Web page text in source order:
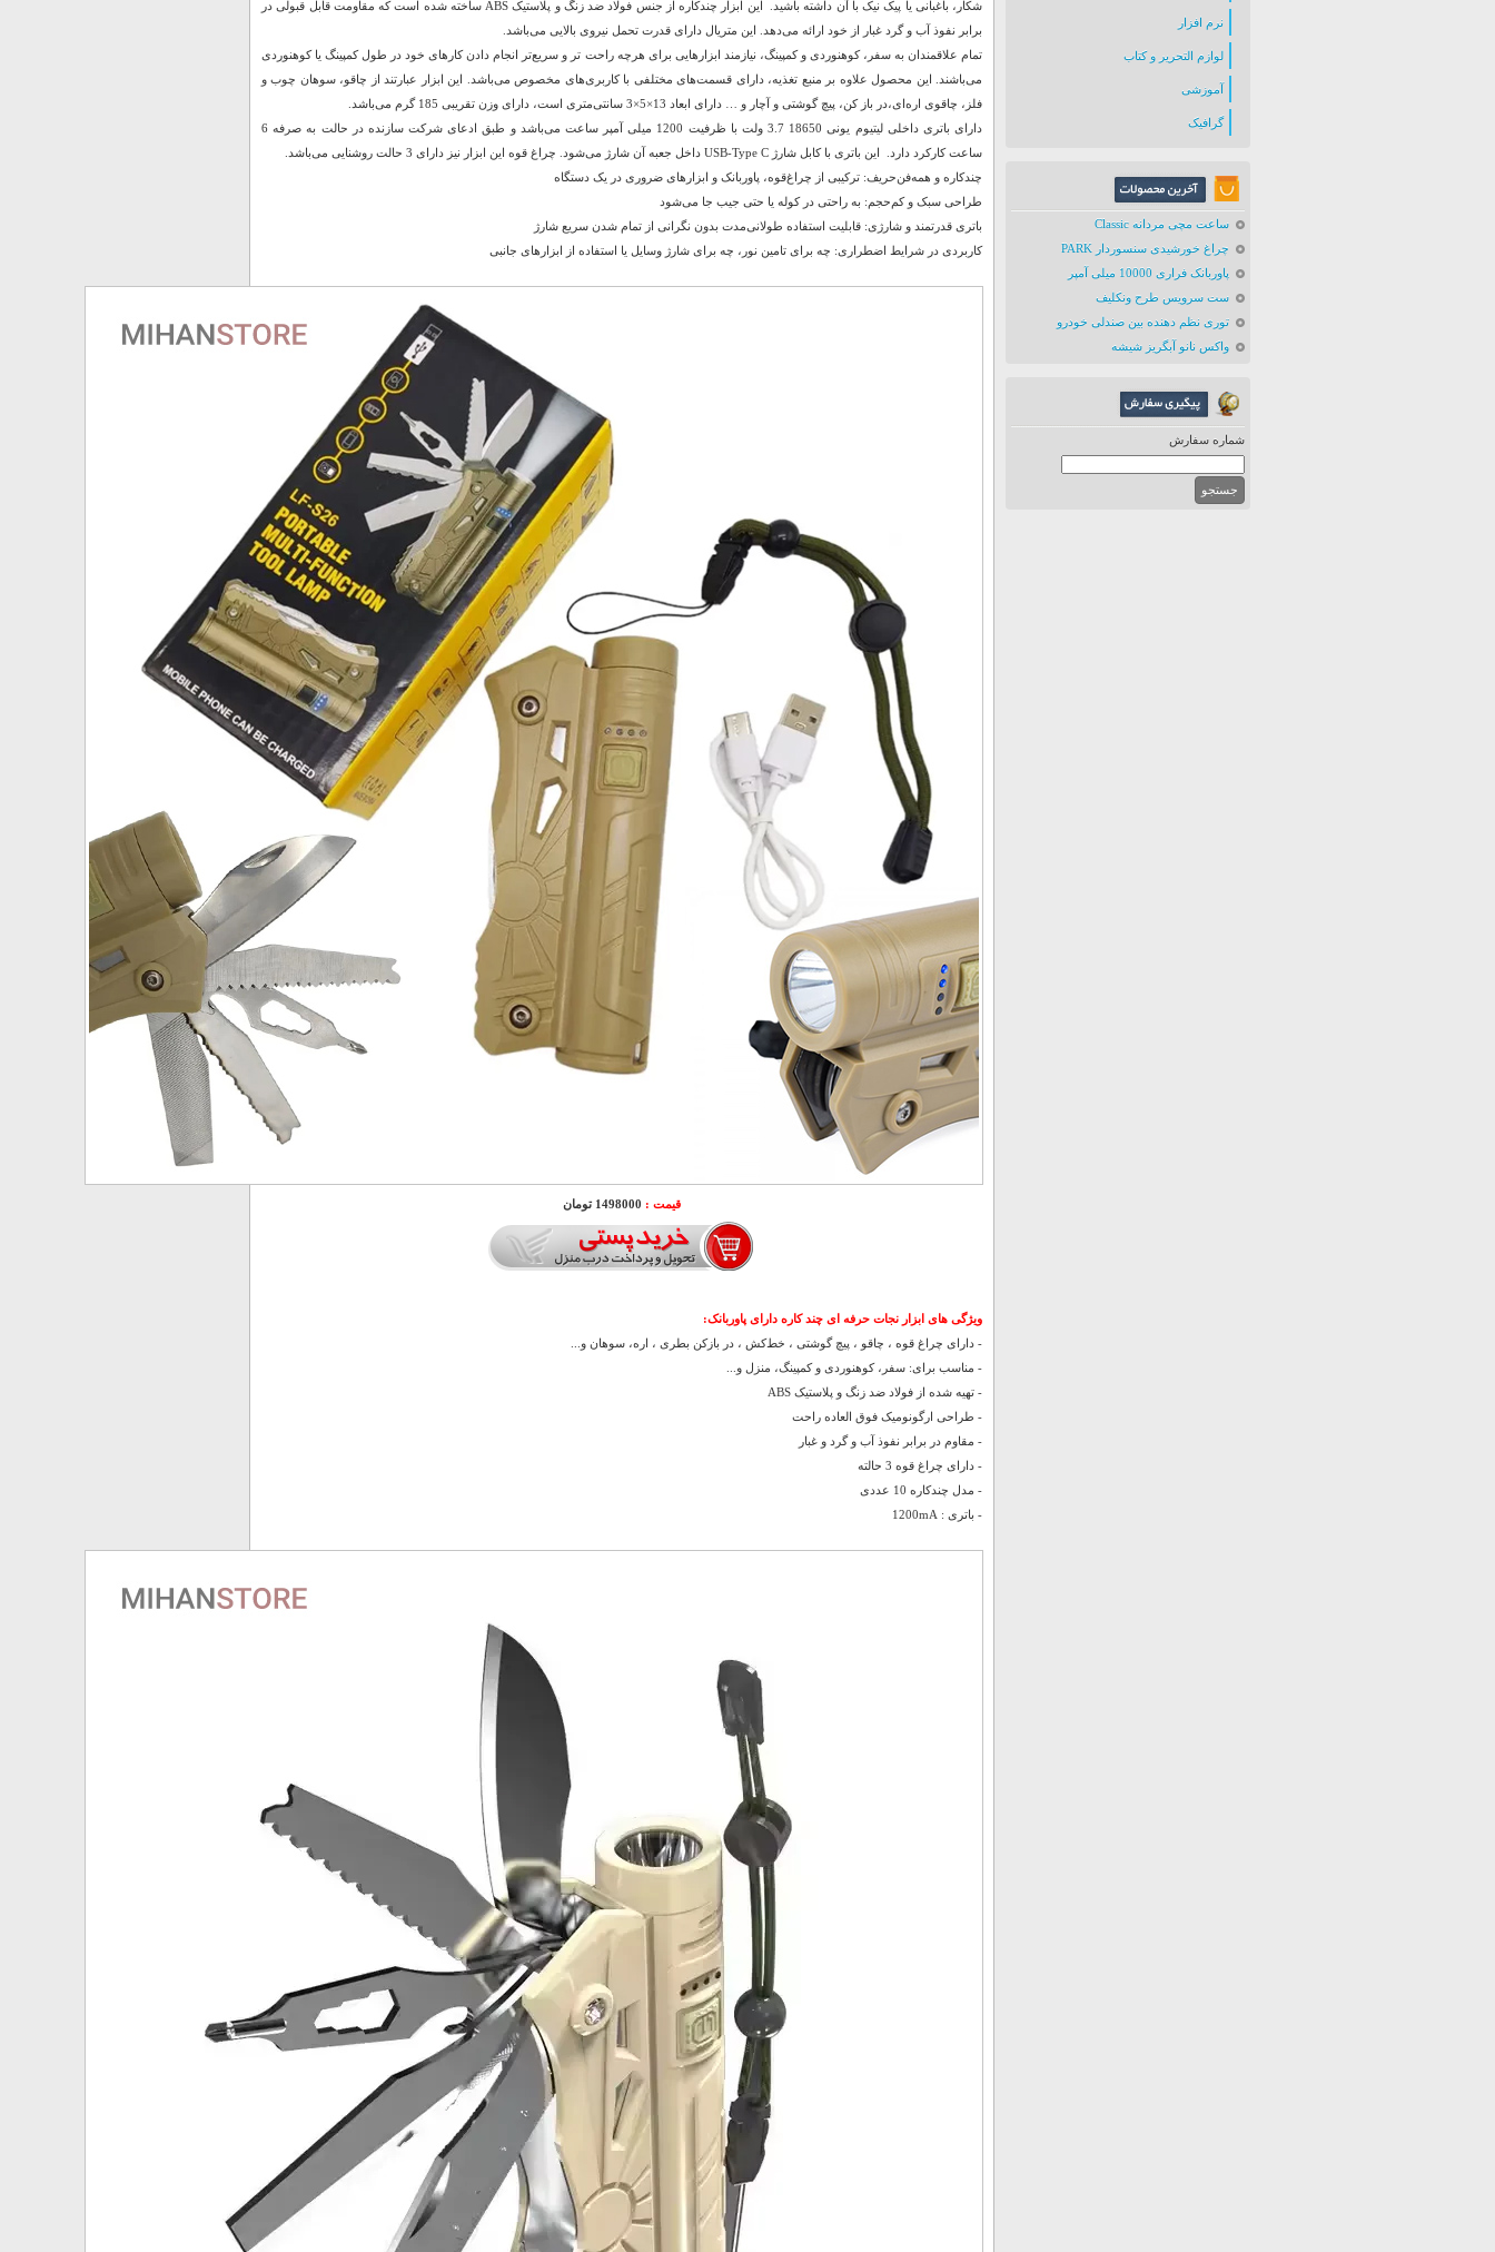
نرم افزار
لوازم التحریر و کتاب
آموزشی
گرافیک
ساعت مچی مردانه Classic
چراغ خورشیدی سنسوردار PARK
پاوربانک فراری 10000 میلی آمپر
ست سرویس طرح ونکلیف
توری نظم دهنده بین صندلی خودرو
واکس نانو آبگریز شیشه
شماره سفارش
شکار، باغبانی یا پیک نیک با آن داشته باشید. این ابزار چندکاره از جنس فولاد ضد زنگ و پلاستیک ABS ساخته شده است که مقاومت قابل قبولی در
برابر نفوذ آب و گرد غبار از خود ارائه می‌دهد. این متریال دارای قدرت تحمل نیروی بالایی می‌باشد.
تمام علاقمندان به سفر، کوهنوردی و کمپینگ، نیازمند ابزارهایی برای هرچه راحت تر و سریع‌تر انجام دادن کارهای خود در طول کمپینگ یا کوهنوردی
می‌باشند. این محصول علاوه بر منبع تغذیه، دارای قسمت‌های مختلفی با کاربری‌های مخصوص می‌باشد. این ابزار عبارتند از چاقو، سوهان چوب و
فلز، چاقوی اره‌ای،در باز کن، پیچ گوشتی و آچار و … دارای ابعاد 13×5×3 سانتی‌متری است، دارای وزن تقریبی 185 گرم می‌باشد.
دارای باتری داخلی لیتیوم یونی 18650 3.7 ولت با ظرفیت 1200 میلی آمپر ساعت می‌باشد و طبق ادعای شرکت سازنده در حالت به صرفه 6
ساعت کارکرد دارد. این باتری با کابل شارژ USB-Type C داخل جعبه آن شارژ می‌شود. چراغ قوه این ابزار نیز دارای 3 حالت روشنایی می‌باشد.
چندکاره و همه‌فن‌حریف: ترکیبی از چراغ‌قوه، پاوربانک و ابزارهای ضروری در یک دستگاه
طراحی سبک و کم‌حجم: به راحتی در کوله یا حتی جیب جا می‌شود
باتری قدرتمند و شارژی: قابلیت استفاده طولانی‌مدت بدون نگرانی از تمام شدن سریع شارژ
کاربردی در شرایط اضطراری: چه برای تامین نور، چه برای شارژ وسایل یا استفاده از ابزارهای جانبی
قیمت : 1498000 تومان
ویژگی های ابزار نجات حرفه ای چند کاره دارای پاوربانک:
- دارای چراغ قوه ، چاقو ، پیچ گوشتی ، خط‌کش ، در بازکن بطری ، اره، سوهان و...
- مناسب برای: سفر، کوهنوردی و کمپینگ، منزل و...
- تهیه شده از فولاد ضد زنگ و پلاستیک ABS
- طراحی ارگونومیک فوق العاده راحت
- مقاوم در برابر نفوذ آب و گرد و غبار
- دارای چراغ قوه 3 حالته
- مدل چندکاره 10 عددی
- باتری : 1200mA